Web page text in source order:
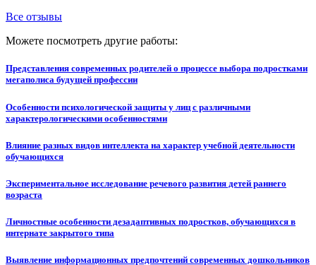
Все отзывы
Можете посмотреть другие работы:
Представления современных родителей о процессе выбора подростками
мегаполиса будущей профессии
Особенности психологической защиты у лиц с различными
характерологическими особенностями
Влияние разных видов интеллекта на характер учебной деятельности
обучающихся
Экспериментальное исследование речевого развития детей раннего
возраста
Личностные особенности дезадаптивных подростков, обучающихся в
интернате закрытого типа
Выявление информационных предпочтений современных дошкольников